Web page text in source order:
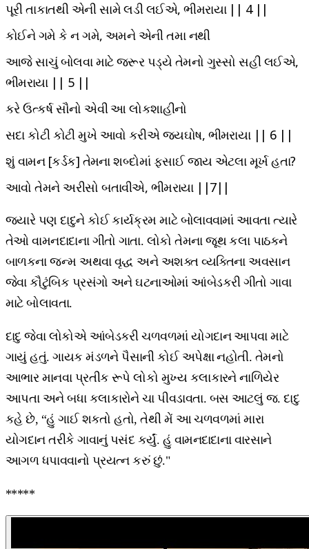
પૂરી તાકાતથી એની સામે લડી લઈએ, ભીમરાયા || 4 ||
કોઈને ગમે કે ન ગમે, અમને એની તમા નથી
આજે સાચું બોલવા માટે જરૂર પડ્યે તેમનો ગુસ્સો સહી લઈએ,
ભીમરાયા || 5 ||
કરે ઉત્કર્ષ સૌનો એવી આ લોકશાહીનો
સદા કોટી કોટી મુખે આવો કરીએ જયઘોષ, ભીમરાયા || 6 ||
શું વામન [કર્ડક] તેમના શબ્દોમાં ફસાઈ જાય એટલા મૂર્ખ હતા?
આવો તેમને અરીસો બતાવીએ, ભીમરાયા ||7||
જ્યારે પણ દાદુને કોઈ કાર્યક્રમ માટે બોલાવવામાં આવતા ત્યારે
તેઓ વામનદાદાના ગીતો ગાતા. લોકો તેમના જૂથ કલા પાઠકને
બાળકના જન્મ અથવા વૃદ્ધ અને અશક્ત વ્યક્તિના અવસાન
જેવા કૌટુંબિક પ્રસંગો અને ઘટનાઓમાં આંબેડકરી ગીતો ગાવા
માટે બોલાવતા.
દાદુ જેવા લોકોએ આંબેડકરી ચળવળમાં યોગદાન આપવા માટે
ગાયું હતું. ગાયક મંડળને પૈસાની કોઈ અપેક્ષા નહોતી. તેમનો
આભાર માનવા પ્રતીક રૂપે લોકો મુખ્ય કલાકારને નાળિયેર
આપતા અને બધા કલાકારોને ચા પીવડાવતા. બસ આટલું જ. દાદુ
કહે છે, “હું ગાઈ શકતો હતો, તેથી મેં આ ચળવળમાં મારા
યોગદાન તરીકે ગાવાનું પસંદ કર્યું. હું વામનદાદાના વારસાને
આગળ ધપાવવાનો પ્રયત્ન કરું છું."
*****